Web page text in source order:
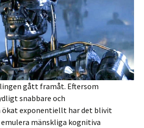
gått framåt. Eftersom
snabbare och
exponentiellt har det blivit
mänskliga kognitiva